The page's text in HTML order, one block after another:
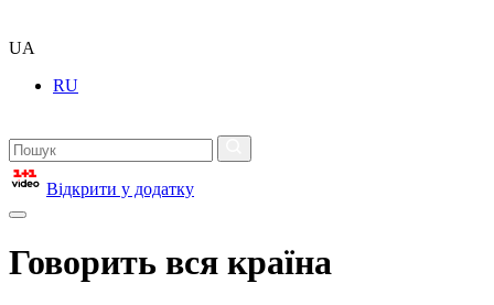
UA
RU
Відкрити у додатку
Говорить вся країна